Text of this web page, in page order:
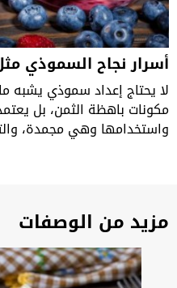
أسرار نجاح السموذي
لا يحتاج إعداد سموذي يشبه
مكونات باهظة الثمن، بل
واستخدامها وهي مجمدة،
مزيد من الوصفات